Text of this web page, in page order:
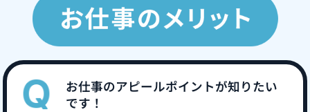
お仕事のアピールポイントが知りたい
です！